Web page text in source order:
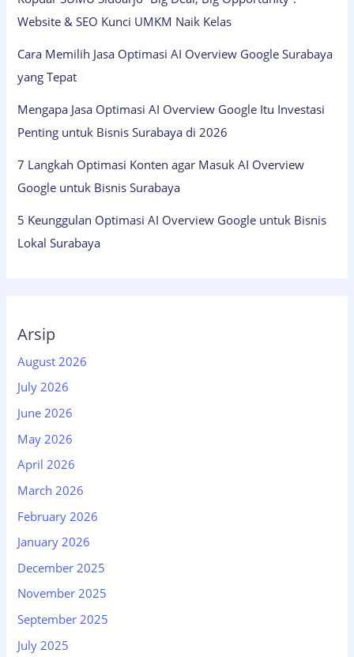
Website & SEO Kunci UMKM Naik Kelas
Cara Memilih Jasa Optimasi AI Overview Google Surabaya
yang Tepat
Mengapa Jasa Optimasi AI Overview Google Itu Investasi
Penting untuk Bisnis Surabaya di 2026
7 Langkah Optimasi Konten agar Masuk AI Overview
Google untuk Bisnis Surabaya
5 Keunggulan Optimasi AI Overview Google untuk Bisnis
Lokal Surabaya
Arsip
August 2026
July 2026
June 2026
May 2026
April 2026
March 2026
February 2026
January 2026
December 2025
November 2025
September 2025
July 2025